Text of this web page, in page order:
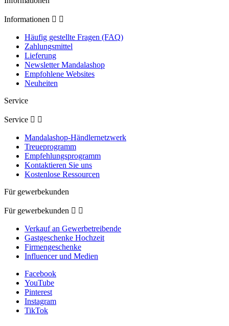
Informationen  
Häufig gestellte Fragen (FAQ)
Zahlungsmittel
Lieferung
Newsletter Mandalashop
Empfohlene Websites
Neuheiten
Service
Service  
Mandalashop-Händlernetzwerk
Treueprogramm
Empfehlungsprogramm
Kontaktieren Sie uns
Kostenlose Ressourcen
Für gewerbekunden
Für gewerbekunden  
Verkauf an Gewerbetreibende
Gastgeschenke Hochzeit
Firmengeschenke
Influencer und Medien
Facebook
YouTube
Pinterest
Instagram
TikTok